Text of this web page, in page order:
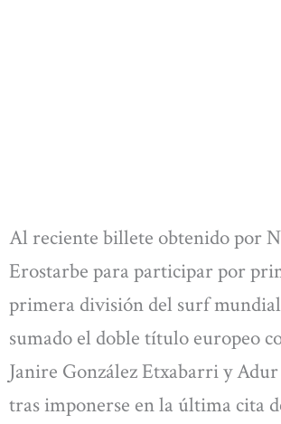
Al reciente billete obtenido por
Erostarbe para participar por
primera división del surf
sumado el doble título europeo
Janire González Etxabarri y
tras imponerse en la última cita